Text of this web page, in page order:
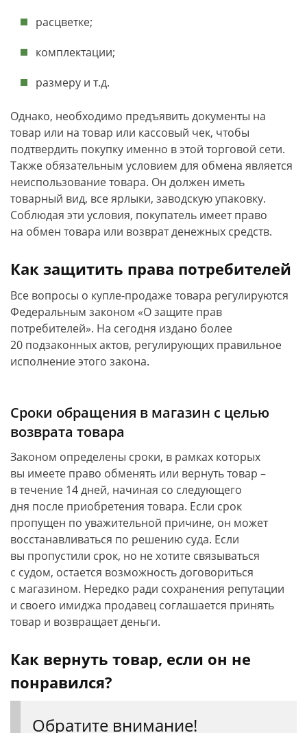
расцветке;
комплектации;
размеру и т.д.
Однако, необходимо предъявить документы на
товар или на товар или кассовый чек, чтобы
подтвердить покупку именно в этой торговой сети.
Также обязательным условием для обмена является
неиспользование товара. Он должен иметь
товарный вид, все ярлыки, заводскую упаковку.
Соблюдая эти условия, покупатель имеет право
на обмен товара или возврат денежных средств.
Как защитить права потребителей
Все вопросы о купле-продаже товара регулируются
Федеральным законом «О защите прав
потребителей». На сегодня издано более
20 подзаконных актов, регулирующих правильное
исполнение этого закона.
Сроки обращения в магазин с целью
возврата товара
Законом определены сроки, в рамках которых
вы имеете право обменять или вернуть товар –
в течение 14 дней, начиная со следующего
дня после приобретения товара. Если срок
пропущен по уважительной причине, он может
восстанавливаться по решению суда. Если
вы пропустили срок, но не хотите связываться
с судом, остается возможность договориться
с магазином. Нередко ради сохранения репутации
и своего имиджа продавец соглашается принять
товар и возвращает деньги.
Как вернуть товар, если он не
понравился?
Обратите внимание!